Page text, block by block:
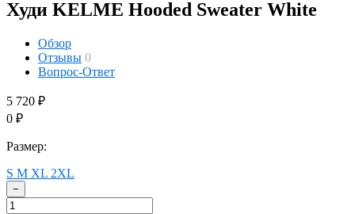
Худи KELME Hooded Sweater White
Обзор
Отзывы 0
Вопрос-Ответ
5 720 ₽
0 ₽
Размер:
S M XL 2XL
−